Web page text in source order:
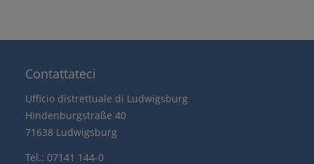
Contattateci
Ufficio distrettuale di Ludwigsburg
Hindenburgstraße 40
71638 Ludwigsburg
Tel.: 07141 144-0